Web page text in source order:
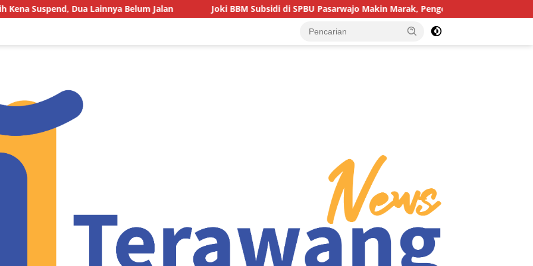
Dua Lainnya Belum Jalan Joki BBM Subsidi di SPBU Pasarwajo Makin Marak, Pengendara: “Polres Buton Dimana,